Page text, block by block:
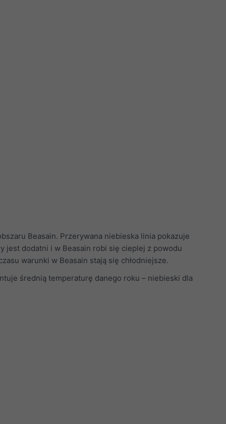
Beasain. Przerywana niebieska linia pokazuje
dodatni i w Beasain robi się cieplej z powodu
warunki w Beasain stają się chłodniejsze.
średnią temperaturę danego roku – niebieski dla